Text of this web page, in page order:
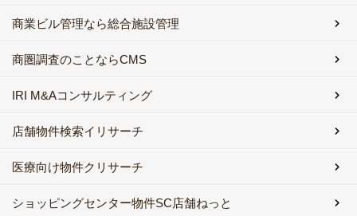
商業ビル管理なら総合施設管理
商圏調査のことならCMS
IRI M&Aコンサルティング
店舗物件検索イリサーチ
医療向け物件クリサーチ
ショッピングセンター物件SC店舗ねっと